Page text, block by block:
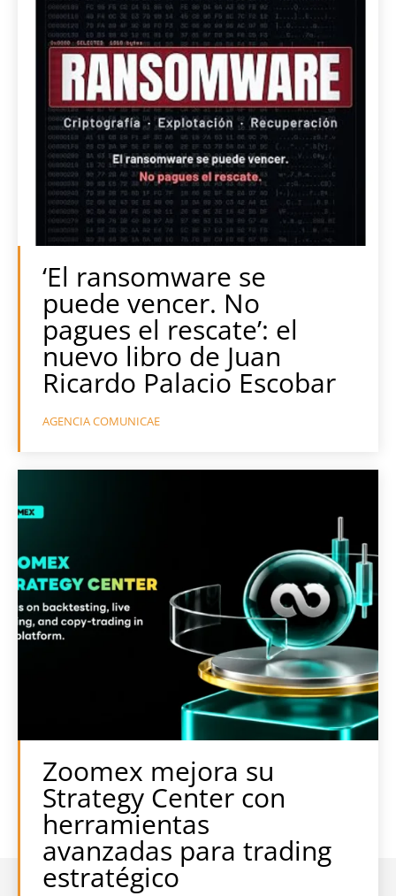
‘El ransomware se
puede vencer. No
pagues el rescate’: el
nuevo libro de Juan
Ricardo Palacio Escobar
AGENCIA COMUNICAE
Zoomex mejora su
Strategy Center con
herramientas
avanzadas para trading
estratégico